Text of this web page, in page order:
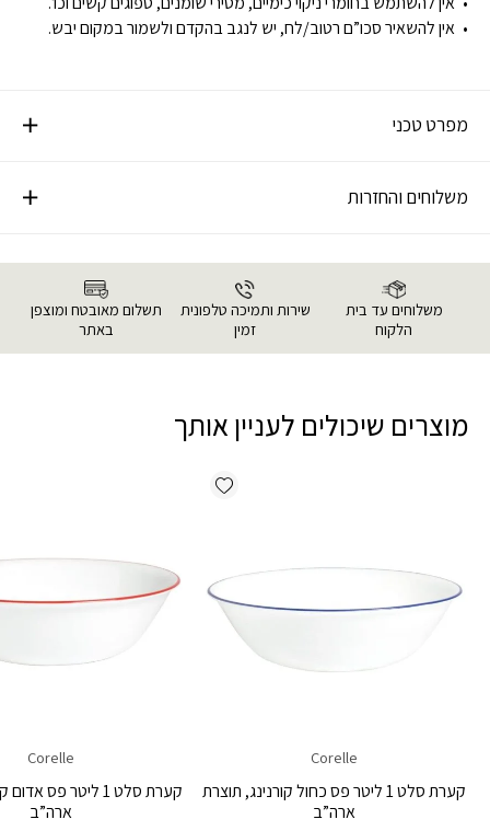
אין להשאיר סכו”ם רטוב/לח, יש לנגב בהקדם ולשמור במקום יבש.
מפרט טכני
משלוחים והחזרות
משלוחים עד בית
הלקוח
שירות ותמיכה טלפונית
זמין
תשלום מאובטח ומוצפן
באתר
מוצרים שיכולים לעניין אותך
Add wishlist
Corelle
קערת סלט 1 ליטר פס כחול קורנינג, תוצרת
ארה”ב
Corelle
קערת סלט 1 ליטר פס
ארה”ב